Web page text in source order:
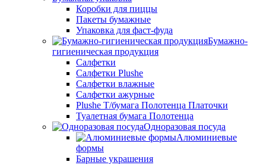
Коробки для пиццы
Пакеты бумажные
Упаковка для фаст-фуда
Бумажно-
гигиеническая продукция
Салфетки
Салфетки Plushe
Салфетки влажные
Салфетки ажурные
Plushe Т/бумага Полотенца Платочки
Туалетная бумага Полотенца
Одноразовая посуда
Алюминиевые
формы
Барные украшения